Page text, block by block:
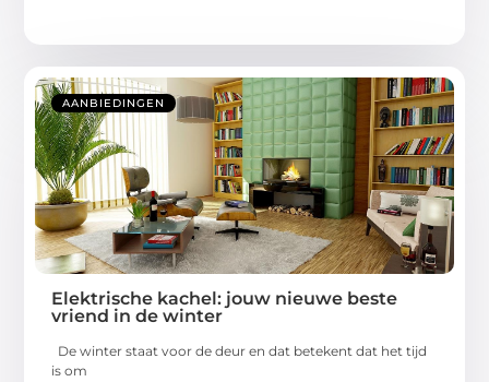
AANBIEDINGEN
Elektrische kachel: jouw nieuwe beste
vriend in de winter
De winter staat voor de deur en dat betekent dat het tijd
is om